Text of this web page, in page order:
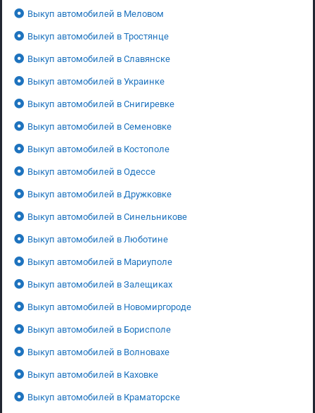
Выкуп автомобилей в Меловом
Выкуп автомобилей в Тростянце
Выкуп автомобилей в Славянске
Выкуп автомобилей в Украинке
Выкуп автомобилей в Снигиревке
Выкуп автомобилей в Семеновке
Выкуп автомобилей в Костополе
Выкуп автомобилей в Одессе
Выкуп автомобилей в Дружковке
Выкуп автомобилей в Синельникове
Выкуп автомобилей в Люботине
Выкуп автомобилей в Мариуполе
Выкуп автомобилей в Залещиках
Выкуп автомобилей в Новомиргороде
Выкуп автомобилей в Борисполе
Выкуп автомобилей в Волновахе
Выкуп автомобилей в Каховке
Выкуп автомобилей в Краматорске